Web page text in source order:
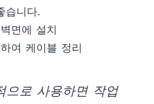
습니다.
면에 설치
여 케이블 정리
으로 사용하면 작업